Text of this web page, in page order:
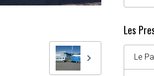
Les
Le